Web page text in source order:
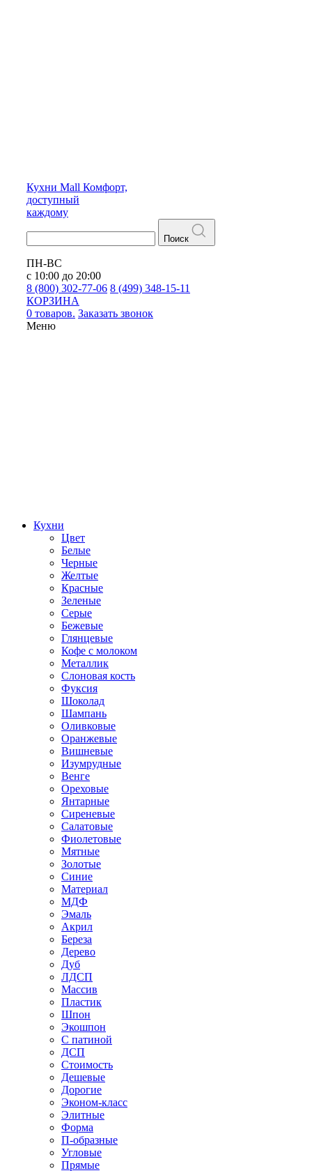
Кухни Mall Комфорт,
доступный
каждому
Поиск
ПН-ВС
с 10:00 до 20:00
8 (800) 302-77-06 8 (499) 348-15-11
КОРЗИНА
0 товаров. Заказать звонок
Меню
Кухни
Цвет
Белые
Черные
Желтые
Красные
Зеленые
Серые
Бежевые
Глянцевые
Кофе с молоком
Металлик
Слоновая кость
Фуксия
Шоколад
Шампань
Оливковые
Оранжевые
Вишневые
Изумрудные
Венге
Ореховые
Янтарные
Сиреневые
Салатовые
Фиолетовые
Мятные
Золотые
Синие
Материал
МДФ
Эмаль
Акрил
Береза
Дерево
Дуб
ЛДСП
Массив
Пластик
Шпон
Экошпон
С патиной
ДСП
Стоимость
Дешевые
Дорогие
Эконом-класс
Элитные
Форма
П-образные
Угловые
Прямые